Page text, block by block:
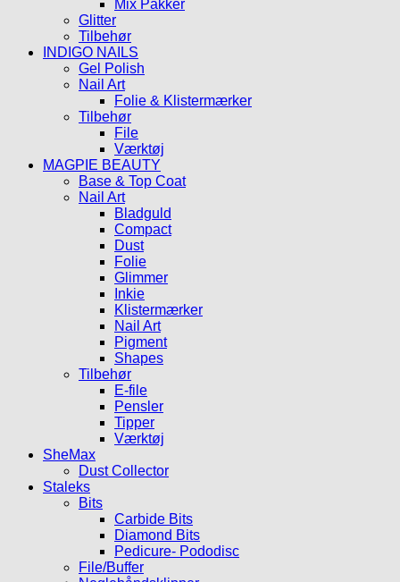
Mix Pakker
Glitter
Tilbehør
INDIGO NAILS
Gel Polish
Nail Art
Folie & Klistermærker
Tilbehør
File
Værktøj
MAGPIE BEAUTY
Base & Top Coat
Nail Art
Bladguld
Compact
Dust
Folie
Glimmer
Inkie
Klistermærker
Nail Art
Pigment
Shapes
Tilbehør
E-file
Pensler
Tipper
Værktøj
SheMax
Dust Collector
Staleks
Bits
Carbide Bits
Diamond Bits
Pedicure- Pododisc
File/Buffer